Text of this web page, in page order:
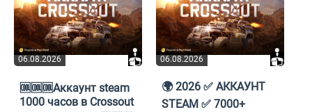
06.08.2026
🆒🆒🆒Аккаунт steam
1000 часов в Crossout
06.08.2026
🌍 2026 ✅ АККАУНТ
STEAM ✅ 7000+